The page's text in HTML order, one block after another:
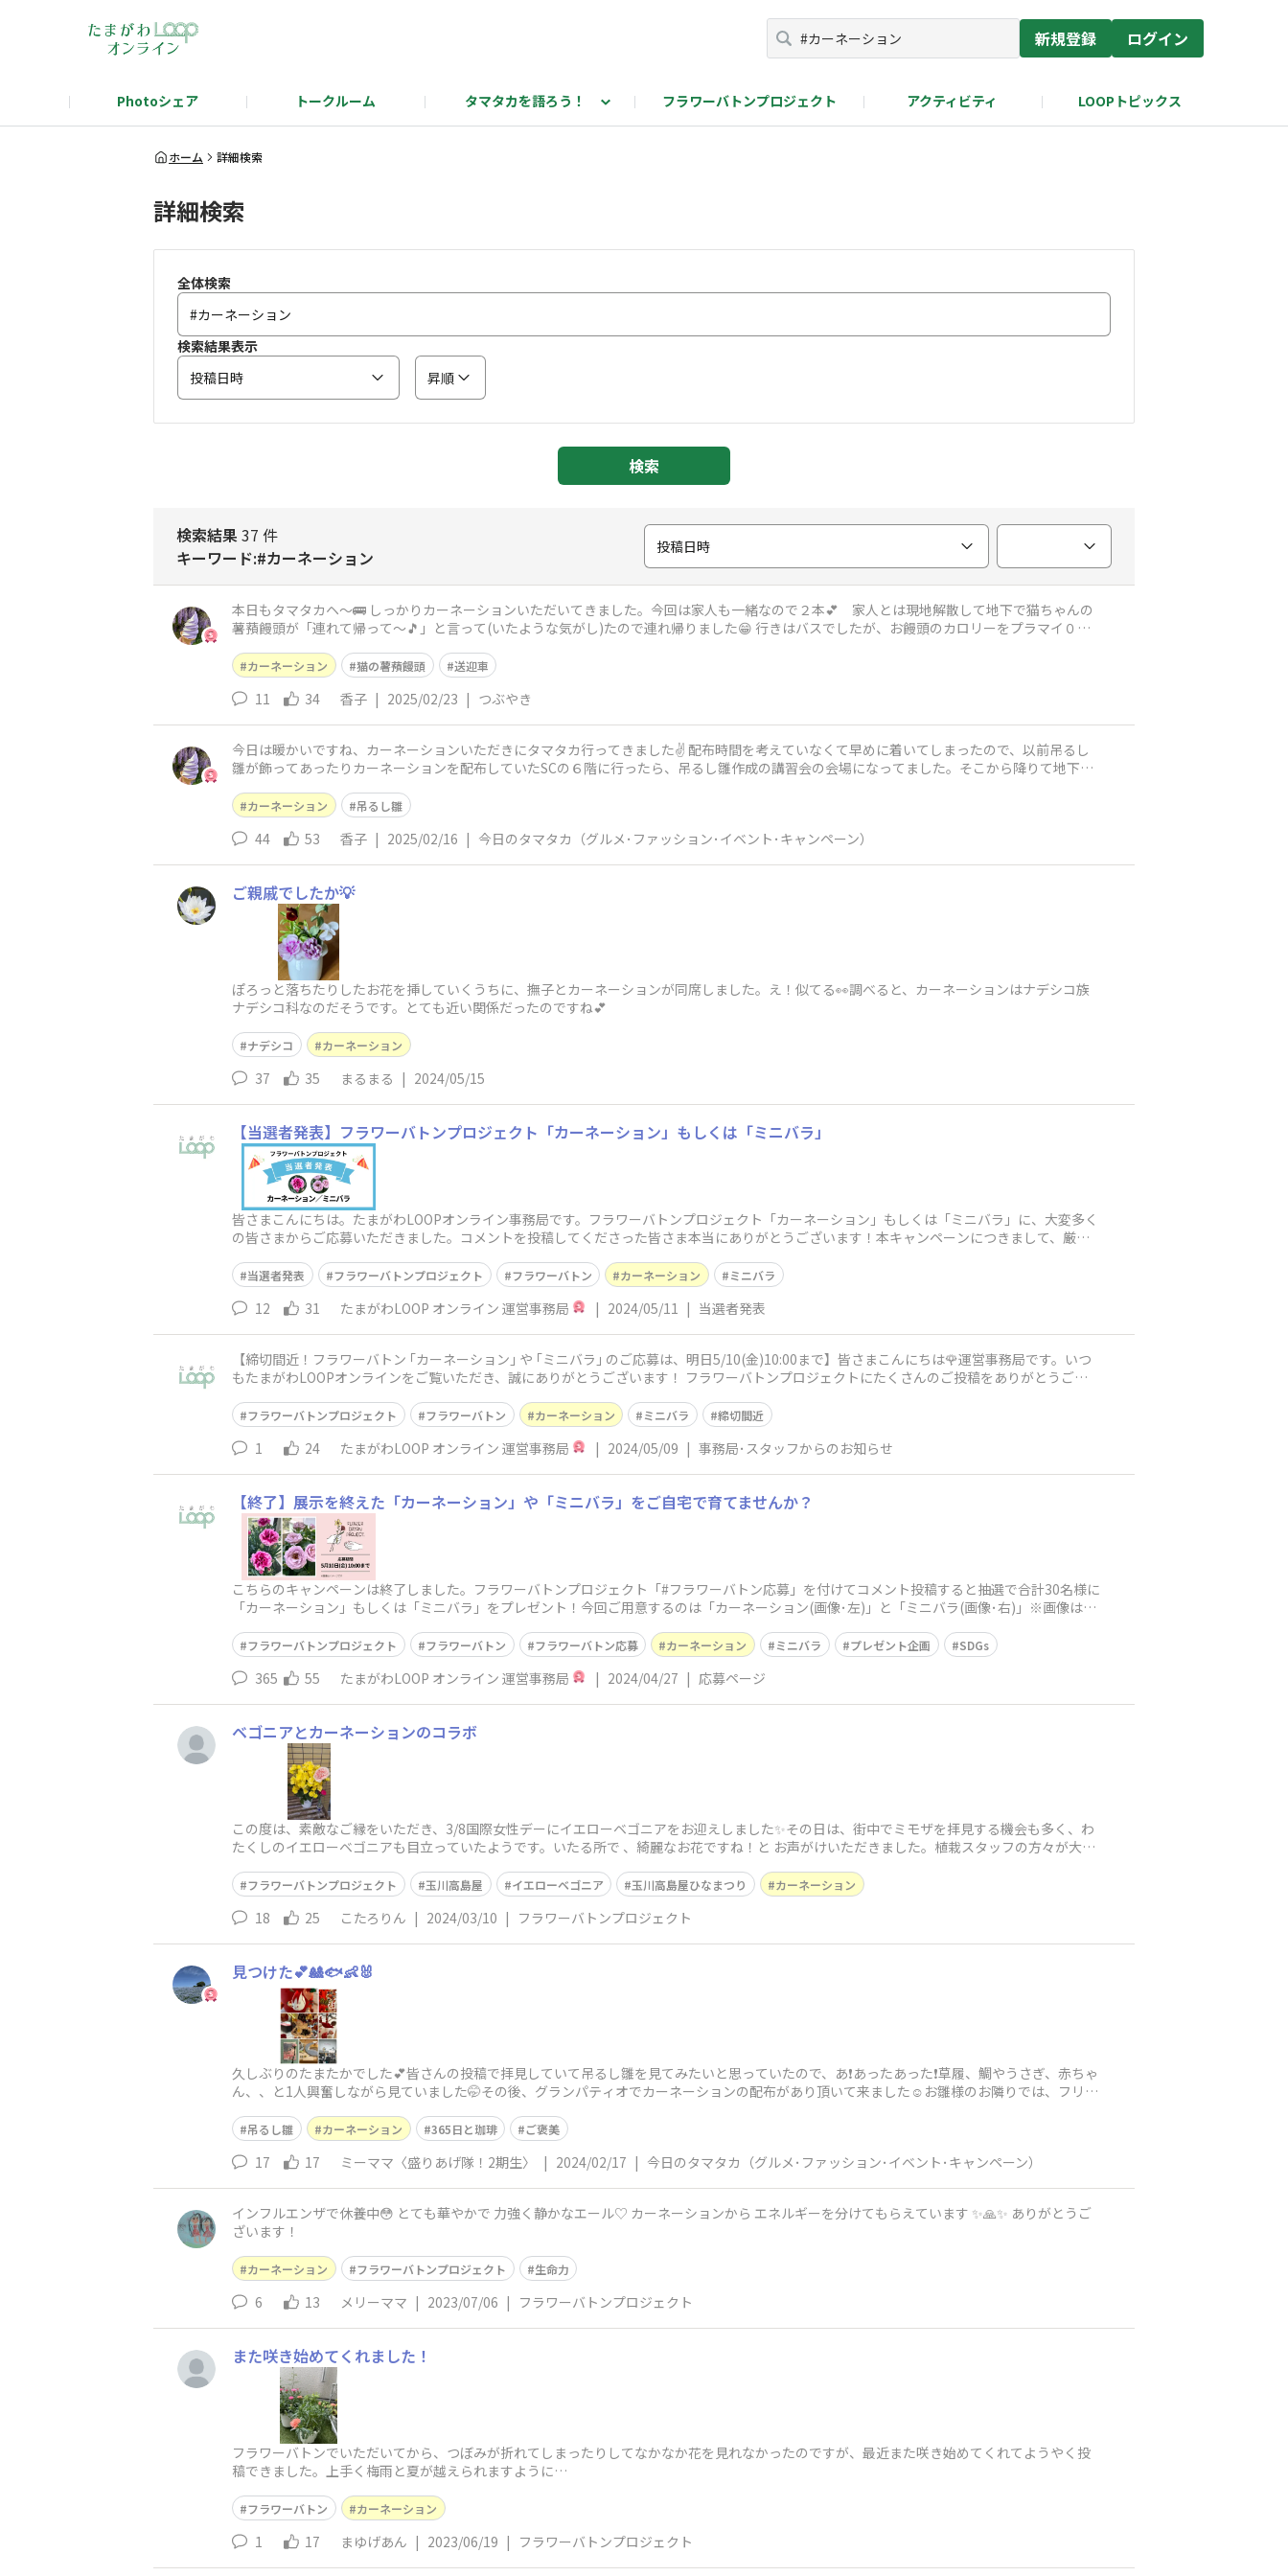
新規登録 ログイン
Photoシェア トークルーム タマタカを語ろう！
タマタカを語ろう！テーマ発表
フラワーバトンプロジェクト アクティビティ LOOPトピックス
ホーム 詳細検索
詳細検索
全体検索
検索結果表示
投稿日時
昇順
検索
検索結果37 件
キーワード:#カーネーション
投稿日時
本日もタマタカヘ〜🚌 しっかりカーネーションいただいてきました。今回は家人も一緒なので２本💕 家人とは現地解散して地下で猫ちゃんの
薯蕷饅頭が「連れて帰って〜🎵」と言って(いたような気がし)たので連れ帰りました😁 行きはバスでしたが、お饅頭のカロリーをプラマイ０に
カーネーション 猫の薯蕷饅頭 送迎車
11 34 香子 | 2025/02/23 | つぶやき
今日は暖かいですね、カーネーションいただきにタマタカ行ってきました✌️ 配布時間を考えていなくて早めに着いてしまったので、以前吊るし
雛が飾ってあったりカーネーションを配布していたSCの６階に行ったら、吊るし雛作成の講習会の会場になってました。そこから降りて地下で
カーネーション 吊るし雛
44 53 香子 | 2025/02/16 | 今日のタマタカ（グルメ･ファッション･イベント･キャンペーン）
ご親戚でしたか💡
ぽろっと落ちたりしたお花を挿していくうちに、撫子とカーネーションが同席しました。え！似てる👀調べると、カーネーションはナデシコ族
ナデシコ科なのだそうです。とても近い関係だったのですね💕
ナデシコ カーネーション
37 35 まるまる | 2024/05/15
【当選者発表】フラワーバトンプロジェクト「カーネーション」もしくは「ミニバラ」
皆さまこんにちは。たまがわLOOPオンライン事務局です。フラワーバトンプロジェクト「カーネーション」もしくは「ミニバラ」に、大変多く
の皆さまからご応募いただきました。コメントを投稿してくださった皆さま本当にありがとうございます！本キャンペーンにつきまして、厳正
当選者発表 フラワーバトンプロジェクト フラワーバトン カーネーション ミニバラ
12 31 たまがわLOOP オンライン 運営事務局 | 2024/05/11 | 当選者発表
【締切間近！フラワーバトン ｢カーネーション｣ や ｢ミニバラ｣ のご応募は、明日5/10(金)10:00まで】皆さまこんにちは🌹運営事務局です。いつ
もたまがわLOOPオンラインをご覧いただき、誠にありがとうございます！ フラワーバトンプロジェクトにたくさんのご投稿をありがとうござ
フラワーバトンプロジェクト フラワーバトン カーネーション ミニバラ 締切間近
1 24 たまがわLOOP オンライン 運営事務局 | 2024/05/09 | 事務局･スタッフからのお知らせ
【終了】展示を終えた「カーネーション」や「ミニバラ」をご自宅で育てませんか？
こちらのキャンペーンは終了しました。フラワーバトンプロジェクト「#フラワーバトン応募」を付けてコメント投稿すると抽選で合計30名様に
「カーネーション」もしくは「ミニバラ」をプレゼント！今回ご用意するのは「カーネーション(画像･左)」と「ミニバラ(画像･右)」※画像はイ
フラワーバトンプロジェクト フラワーバトン フラワーバトン応募 カーネーション ミニバラ プレゼント企画 SDGs
365 55 たまがわLOOP オンライン 運営事務局 | 2024/04/27 | 応募ページ
ベゴニアとカーネーションのコラボ
この度は、素敵なご縁をいただき、3/8国際女性デーにイエローベゴニアをお迎えしました✨その日は、街中でミモザを拝見する機会も多く、わ
たくしのイエローベゴニアも目立っていたようです。いたる所で 、綺麗なお花ですね！と お声がけいただきました。植栽スタッフの方々が大切
フラワーバトンプロジェクト 玉川高島屋 イエローベゴニア 玉川高島屋ひなまつり カーネーション
18 25 こたろりん | 2024/03/10 | フラワーバトンプロジェクト
見つけた💕🎎🐟👶🐰
久しぶりのたまたかでした💕皆さんの投稿で拝見していて吊るし雛を見てみたいと思っていたので、あ❗️あったあった❗️草履、鯛やうさぎ、赤ちゃ
ん、、と1人興奮しながら見ていました🤭その後、グランパティオでカーネーションの配布があり頂いて来ました☺️お雛様のお隣りでは、フリー
吊るし雛 カーネーション 365日と珈琲 ご褒美
17 17 ミーママ〈盛りあげ隊！2期生〉 | 2024/02/17 | 今日のタマタカ（グルメ･ファッション･イベント･キャンペーン）
インフルエンザで休養中😳 とても華やかで 力強く静かなエール♡ カーネーションから エネルギーを分けてもらえています ✨🙏✨ ありがとうご
ざいます！
カーネーション フラワーバトンプロジェクト 生命力
6 13 メリーママ | 2023/07/06 | フラワーバトンプロジェクト
また咲き始めてくれました！
フラワーバトンでいただいてから、つぼみが折れてしまったりしてなかなか花を見れなかったのですが、最近また咲き始めてくれてようやく投
稿できました。上手く梅雨と夏が越えられますように…
フラワーバトン カーネーション
1 17 まゆげあん | 2023/06/19 | フラワーバトンプロジェクト